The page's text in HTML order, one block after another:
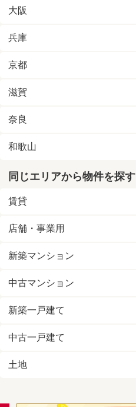
大阪
兵庫
京都
滋賀
奈良
和歌山
同じエリアから物件を探す
賃貸
店舗・事業用
新築マンション
中古マンション
新築一戸建て
中古一戸建て
土地